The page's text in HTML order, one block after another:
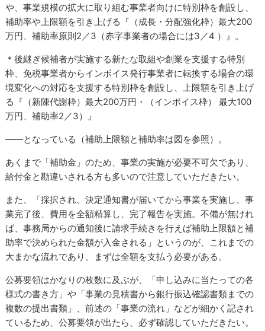
や、事業規模の拡大に取り組む事業者向けに特別枠を創設し、
補助率や上限額を引き上げる『（成長・分配強化枠）最大200
万円、補助率原則2／3（赤字事業者の場合には3／4 ）』。
＊後継ぎ候補者が実施する新たな取組や創業を支援する特別
枠、免税事業者からインボイス発行事業者に転換する場合の環
境変化への対応を支援する特別枠を創設し、上限額を引き上げ
る『（新陳代謝枠）最大200万円・（インボイス枠） 最大100
万円、補助率2／3）』
――となっている（補助上限額と補助率は図を参照）。
あくまで「補助金」のため、事業の実施が必要不可欠であり、
給付金と勘違いされる方も多いので注意していただきたい。
また、「採択され、決定通知書が届いてから事業を実施し、事
業完了後、費用を全額精算し、完了報告を実施。不備が無けれ
ば、事務局からの通知後に請求手続きを行えば補助上限額と補
助率で決められた金額が入金される」というのが、これまでの
大まかな流れであり、まずは全額を支払う必要がある。
公募要領はかなりの枚数に及ぶが、「申し込みに当たっての各
様式の書き方」や「事業の見積書から銀行振込確認書類までの
複数の提出書類」、前述の「事業の流れ」などが細かく記され
ているため、公募要領が出たら、必ず確認していただきたい。